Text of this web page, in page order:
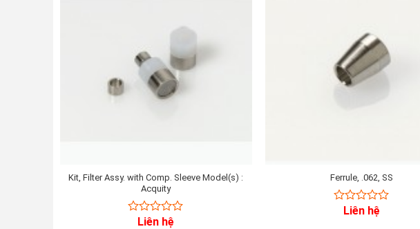
Kit, Filter Assy. with Comp. Sleeve Model(s) :
Acquity
Liên hệ
Ferrule, .062, SS
Liên hệ